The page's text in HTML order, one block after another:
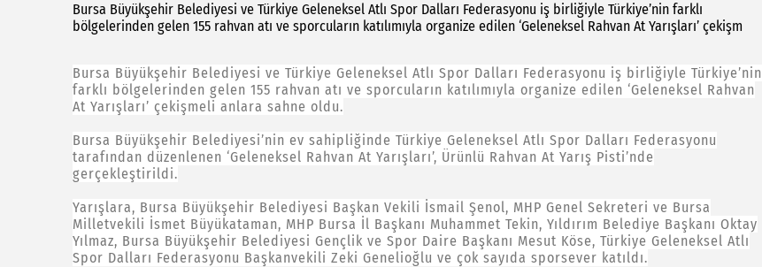
Bursa Büyükşehir Belediyesi ve Türkiye Geleneksel Atlı Spor Dalları Federasyonu iş birliğiyle Türkiye’nin farklı
bölgelerinden gelen 155 rahvan atı ve sporcuların katılımıyla organize edilen ‘Geleneksel Rahvan At Yarışları’ çekişm
Bursa Büyükşehir Belediyesi ve Türkiye Geleneksel Atlı Spor Dalları Federasyonu iş birliğiyle Türkiye’nin
farklı bölgelerinden gelen 155 rahvan atı ve sporcuların katılımıyla organize edilen ‘Geleneksel Rahvan
At Yarışları’ çekişmeli anlara sahne oldu.
Bursa Büyükşehir Belediyesi’nin ev sahipliğinde Türkiye Geleneksel Atlı Spor Dalları Federasyonu
tarafından düzenlenen ‘Geleneksel Rahvan At Yarışları’, Ürünlü Rahvan At Yarış Pisti’nde
gerçekleştirildi.
Yarışlara, Bursa Büyükşehir Belediyesi Başkan Vekili İsmail Şenol, MHP Genel Sekreteri ve Bursa
Milletvekili İsmet Büyükataman, MHP Bursa İl Başkanı Muhammet Tekin, Yıldırım Belediye Başkanı Oktay
Yılmaz, Bursa Büyükşehir Belediyesi Gençlik ve Spor Daire Başkanı Mesut Köse, Türkiye Geleneksel Atlı
Spor Dalları Federasyonu Başkanvekili Zeki Genelioğlu ve çok sayıda sporsever katıldı.